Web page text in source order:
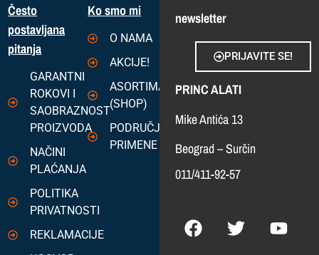
Često
postavljana
pitanja
GARANTNI
ROKOVI I
SAOBRAZNOST
PROIZVODA
NAČINI
PLAĆANJA
POLITIKA
PRIVATNOSTI
REKLAMACIJE
Ko smo mi
O NAMA
AKCIJE!
ASORTIMAN
(SHOP)
PODRUČJA
PRIMENE
newsletter
PRIJAVITE SE!
PRINC ALATI
Mike Antića 13
Beograd – Surčin
011/411-92-57